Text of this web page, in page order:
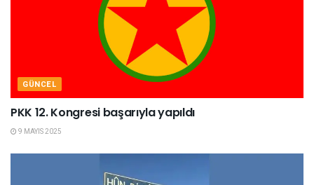
GÜNCEL
PKK 12. Kongresi başarıyla yapıldı
9 MAYIS 2025